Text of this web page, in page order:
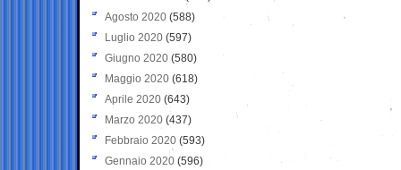
Agosto 2020 (588)
Luglio 2020 (597)
Giugno 2020 (580)
Maggio 2020 (618)
Aprile 2020 (643)
Marzo 2020 (437)
Febbraio 2020 (593)
Gennaio 2020 (596)